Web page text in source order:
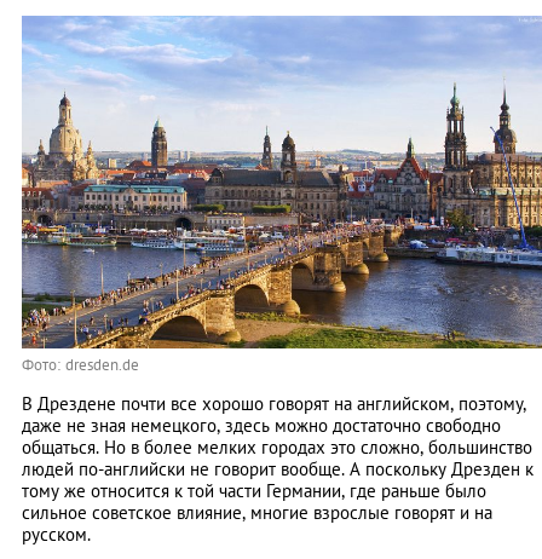
Фото: dresden.de
В Дрездене почти все хорошо говорят на английском, поэтому,
даже не зная немецкого, здесь можно достаточно свободно
общаться. Но в более мелких городах это сложно, большинство
людей по-английски не говорит вообще. А поскольку Дрезден к
тому же относится к той части Германии, где раньше было
сильное советское влияние, многие взрослые говорят и на
русском.